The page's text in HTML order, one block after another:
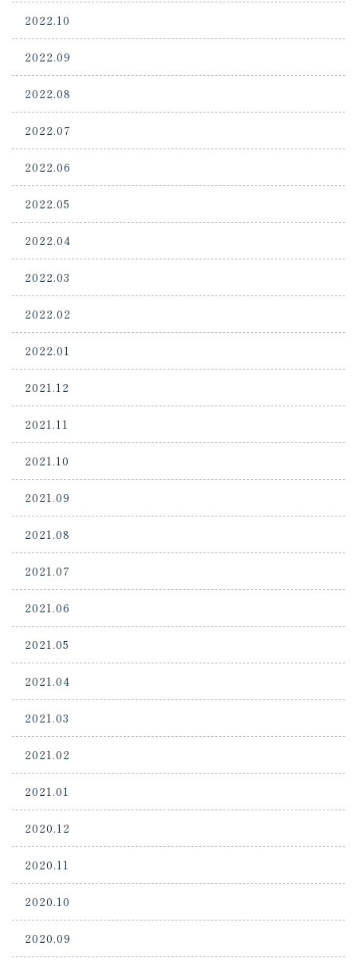
2022.10
2022.09
2022.08
2022.07
2022.06
2022.05
2022.04
2022.03
2022.02
2022.01
2021.12
2021.11
2021.10
2021.09
2021.08
2021.07
2021.06
2021.05
2021.04
2021.03
2021.02
2021.01
2020.12
2020.11
2020.10
2020.09